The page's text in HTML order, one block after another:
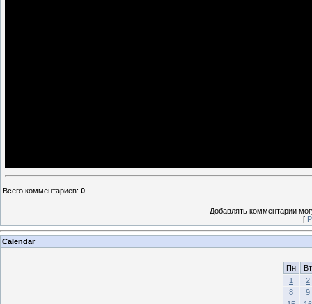
Всего комментариев: 0
Добавлять комментарии
[
Calendar
Пн
Вт
1
2
8
9